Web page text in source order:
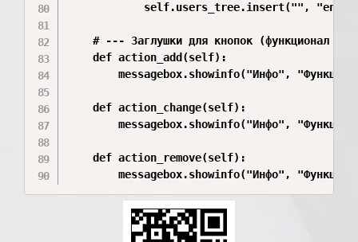
self.users_tree.insert("",
# --- Заглушки для кнопок (функционал
    def action_add(self):
messagebox.showinfo("Инфо",
    def action_change(self):
messagebox.showinfo("Инфо",
    def action_remove(self):
messagebox.showinfo("Инфо",